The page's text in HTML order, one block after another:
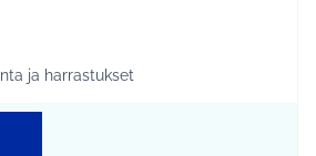
mukaan: Kellokoski
teeman mukaan: Liikunta ja
ja harrastukset